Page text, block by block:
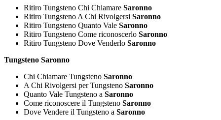
Ritiro Tungsteno Chi Chiamare Saronno
Ritiro Tungsteno A Chi Rivolgersi Saronno
Ritiro Tungsteno Quanto Vale Saronno
Ritiro Tungsteno Come riconoscerlo Saronno
Ritiro Tungsteno Dove Venderlo Saronno
Tungsteno Saronno
Chi Chiamare Tungsteno Saronno
A Chi Rivolgersi per Tungsteno Saronno
Quanto Vale Tungsteno a Saronno
Come riconoscere il Tungsteno Saronno
Dove Vendere il Tungsteno a Saronno